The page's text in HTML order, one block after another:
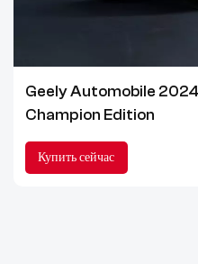
Geely Automobile 2024
Champion Edition
Купить сейчас